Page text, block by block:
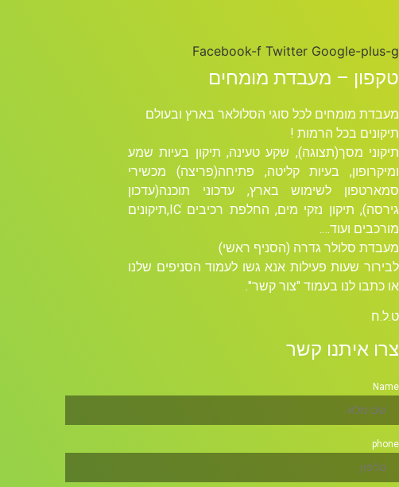
Facebook-f Twitter Google-plus-g
טקפון – מעבדת מומחים
מעבדת מומחים לכל סוגי הסלולאר בארץ ובעולם
תיקונים בכל הרמות !
תיקוני מסך(תצוגה), שקע טעינה, תיקון בעיות שמע
ומיקרופון, בעיות קליטה, פתיחה(פריצה) מכשירי
סמארטפון לשימוש בארץ, עדכוני תוכנה(עדכון
גירסה), תיקון נזקי מים, החלפת רכיבים ICׁ,תיקונים
מורכבים ועוד….
מעבדת סלולר גדרה (הסניף ראשי)
לבירור שעות פעילות אנא גשו לעמוד הסניפים שלנו
או כתבו לנו בעמוד "צור קשר".
ט.ל.ח
צרו איתנו קשר
Name
phone